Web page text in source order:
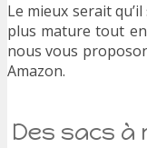
Le mieux serait
plus mature tout
nous vous
Amazon.
Des sacs